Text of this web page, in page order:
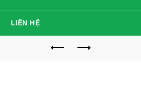
LIÊN HỆ